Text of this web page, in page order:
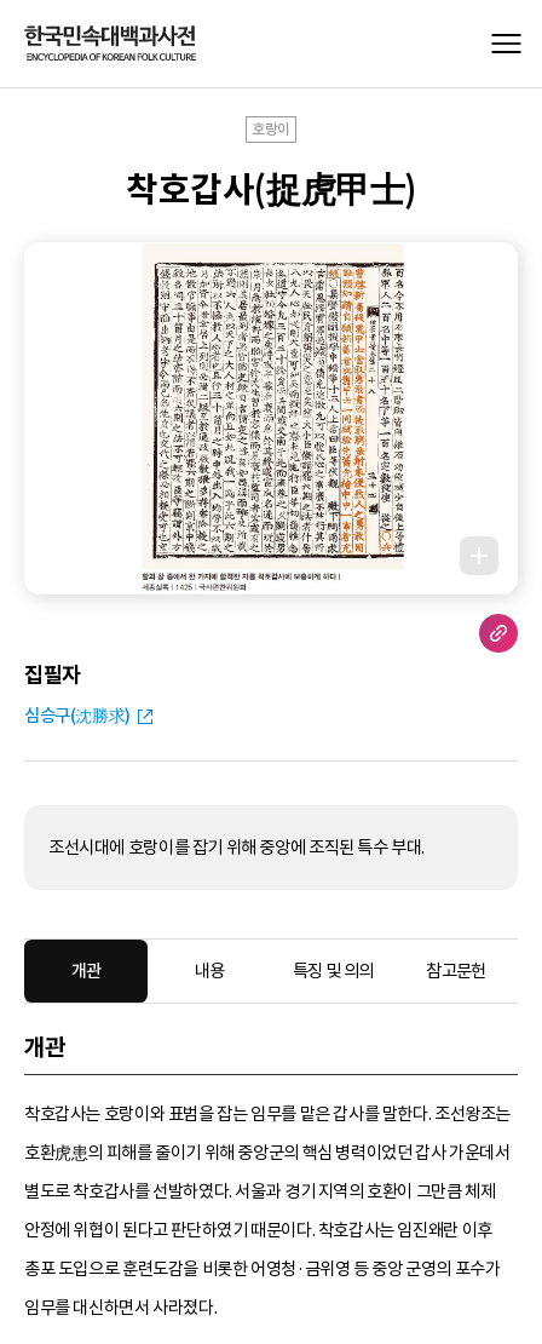
호랑이
착호갑사(捉虎甲士)
집필자
심승구(沈勝求)
조선시대에 호랑이를 잡기 위해 중앙에 조직된 특수 부대.
개관 내용 특징 및 의의 참고문헌
개관
착호갑사는 호랑이와 표범을 잡는 임무를 맡은 갑사를 말한다. 조선왕조는
호환虎患의 피해를 줄이기 위해 중앙군의 핵심 병력이었던 갑사 가운데서
별도로 착호갑사를 선발하였다. 서울과 경기 지역의 호환이 그만큼 체제
안정에 위협이 된다고 판단하였기 때문이다. 착호갑사는 임진왜란 이후
총포 도입으로 훈련도감을 비롯한 어영청·금위영 등 중앙 군영의 포수가
임무를 대신하면서 사라졌다.